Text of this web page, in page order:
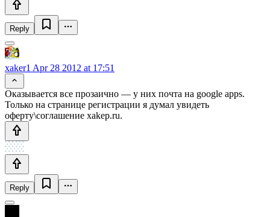
Reply
xaker1 Apr 28 2012 at 17:51
Оказывается все прозаично — у них почта на google apps.
Только на странице регистрации я думал увидеть
оферту\соглашение xakep.ru.
Reply